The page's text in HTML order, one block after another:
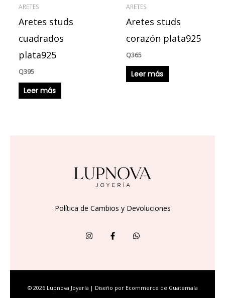
ARETES
Aretes studs
cuadrados
plata925
Q395
Leer más
ARETES
Aretes studs
corazón plata925
Q365
Leer más
Política de Cambios y Devoluciones
© 2026 Lupnova Joyería | Diseño por Ecommerce de Guatemala